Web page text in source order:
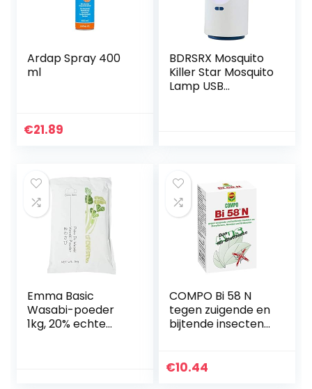
Ardap Spray 400
ml
€21.89
BDRSRX Mosquito
Killer Star Mosquito
Lamp USB
Emma Basic
Wasabi-poeder
1kg, 20% echte
COMPO Bi 58 N
tegen zuigende en
bijtende insecten
aardbeien,
€10.44